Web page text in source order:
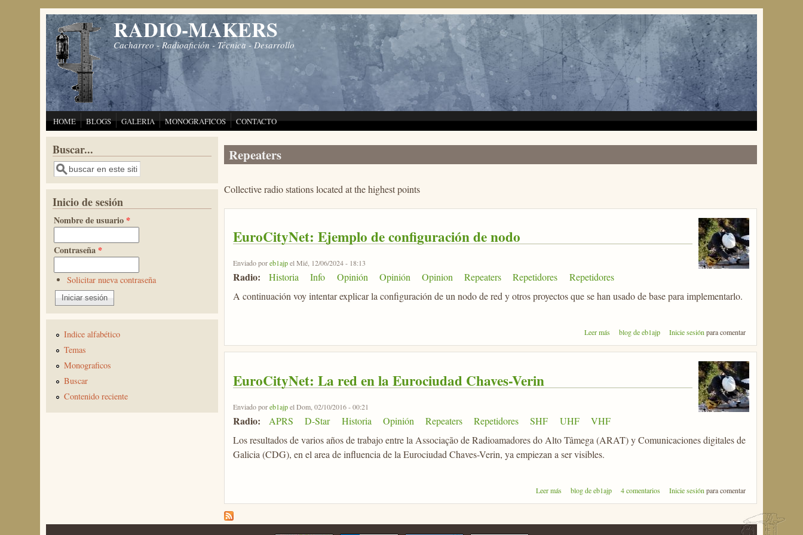
Pasar al contenido principal RADIO-MAKERS
Cacharreo - Radioafición - Técnica - Desarrollo
HOME BLOGS GALERIA MONOGRAFICOS CONTACTO
Repeaters
Collective radio stations located at the highest points
EuroCityNet: Ejemplo de configuración de nodo
Enviado poreb1ajpel Mié, 12/06/2024 - 18:13
Radio: Historia Info Opinión Opinión Opinion Repeaters Repetidores
Repetidores
A continuación voy intentar explicar la configuración de un nodo de red y otros proyectos que se han usado de base para implementarlo.
Leer más sobre EuroCityNet: Ejemplo de configuración de
blog de eb1ajp Inicie sesiónpara comentar
EuroCityNet: La red en la Eurociudad Chaves-Verin
Enviado poreb1ajpel Dom, 02/10/2016 - 00:21
Radio: APRS D-Star Historia Opinión Repeaters Repetidores SHF UHF
VHF
Los resultados de varios años de trabajo entre la Associação de Radioamadores do Alto Tâmega (ARAT) y Comunicaciones digitales de
Galicia (CDG), en el area de influencia de la Eurociudad Chaves-Verin, ya empiezan a ser visibles.
Leer más sobre EuroCityNet: La red en la Eurociudad Chaves-Verin
blog de eb1ajp 4 comentarios Inicie sesión para comentar
Buscar...
Buscar
Inicio de sesión
Nombre de usuario *
Contraseña *
Solicitar nueva contraseña
Indice alfabético
Temas
Monograficos
Buscar
Contenido reciente